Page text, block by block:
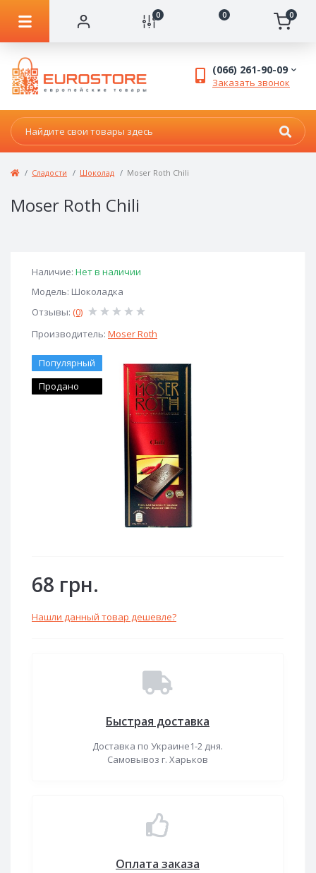
0 0 0
(066) 261-90-09
Заказать звонок
Сладости Шоколад Moser Roth Chili
Moser Roth Chili
Наличие: Нет в наличии
Модель: Шоколадка
Отзывы: (0)
Производитель: Moser Roth
Популярный
Продано
68 грн.
Нашли данный товар дешевле?
Быстрая доставка
Доставка по Украине1-2 дня.
Самовывоз г. Харьков
Оплата заказа